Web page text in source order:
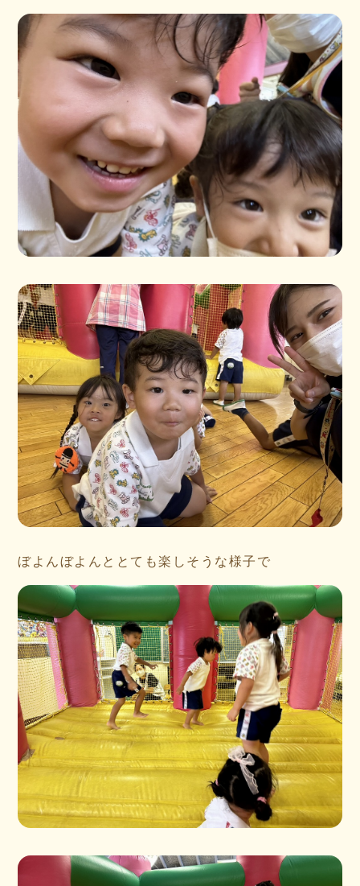
ぼよんぼよんととても楽しそうな様子で